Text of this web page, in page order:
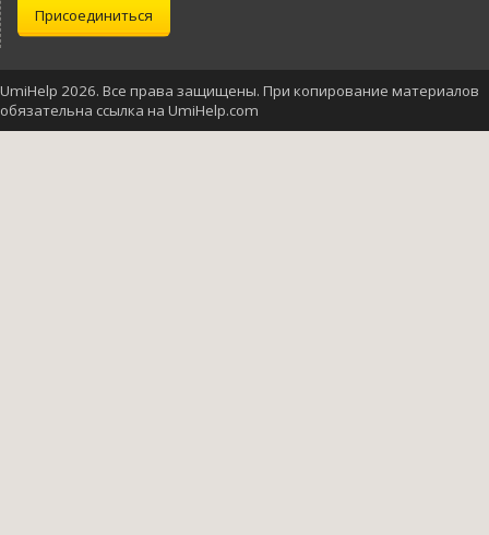
Присоединиться
UmiHelp 2026. Все права защищены. При копирование материалов
обязательна ссылка на UmiHelp.com